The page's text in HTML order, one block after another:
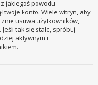
jakiegoś powodu
twoje konto. Wiele witryn, aby
usuwa użytkowników,
tak się stało, spróbuj
aktywnym i